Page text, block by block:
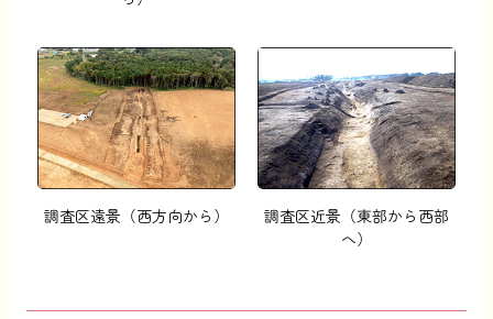
調査区遠景（西方向から）
調査区近景（東部から西部
へ）